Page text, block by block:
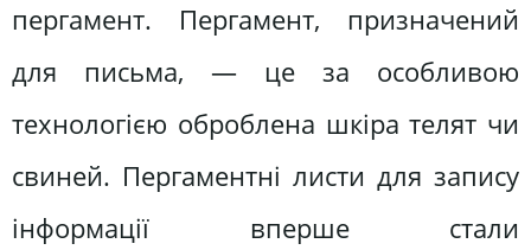
пергамент. Пергамент, призначений
для письма, — це за особливою
технологією оброблена шкіра телят чи
свиней. Пергаментні листи для запису
інформації вперше стали